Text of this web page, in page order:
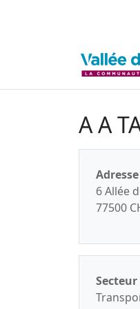
A A
6 Allée
77500
Secteur